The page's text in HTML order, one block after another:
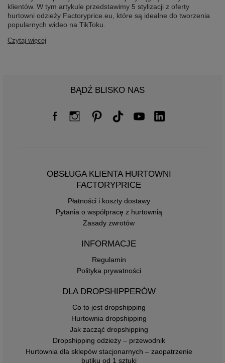
klientów. W tym artykule przedstawimy 5 stylizacji z oferty
hurtowni odzieży Factoryprice.eu, które są idealne do tworzenia
popularnych wideo na TikToku.
Czytaj więcej
BĄDŹ BLISKO NAS
OBSŁUGA KLIENTA HURTOWNI
FACTORYPRICE
Płatności i koszty dostawy
Pytania o współpracę z hurtownią
Zasady zwrotów
INFORMACJE
Regulamin
Polityka prywatności
DLA DROPSHIPPERÓW
Co to jest dropshipping
Hurtownia dropshipping
Jak zacząć dropshipping
Dropshipping odzieży – przewodnik
Hurtownia dla sklepów stacjonarnych – zaopatrzenie
butiku od 1 sztuki